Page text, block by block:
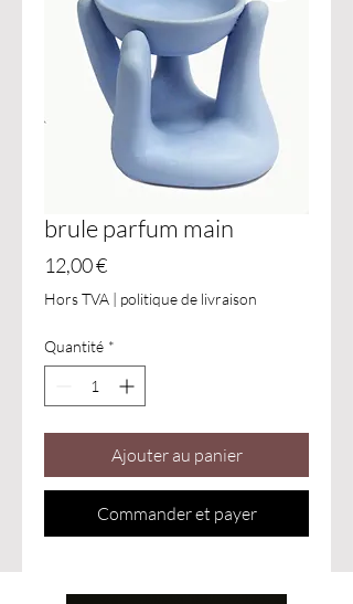
brule parfum main
12,00 €Prix
Hors TVA | politique de livraison
Quantité *
Ajouter au panier
Commander et payer